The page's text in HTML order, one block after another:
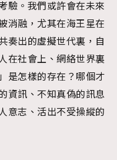
驗。我們或許會在未來
消融，尤其在海王星在
奏出的虛擬世代裏，自
在社會上、網絡世界裏
是怎樣的存在？哪個才
資訊、不知真偽的訊息
意志、活出不受操縱的